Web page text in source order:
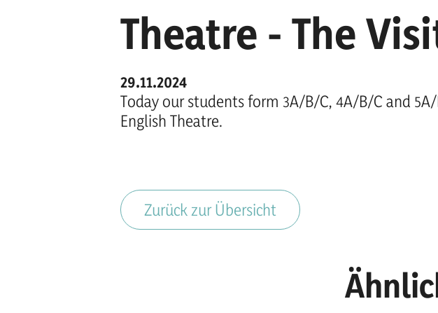
Theatre - The
29.11.2024
Today our students form 3A/B/C, 4A/B/C and
English Theatre.
Zurück zur Übersicht